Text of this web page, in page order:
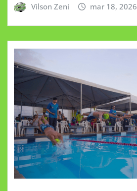
Vilson Zeni mar 18, 2026